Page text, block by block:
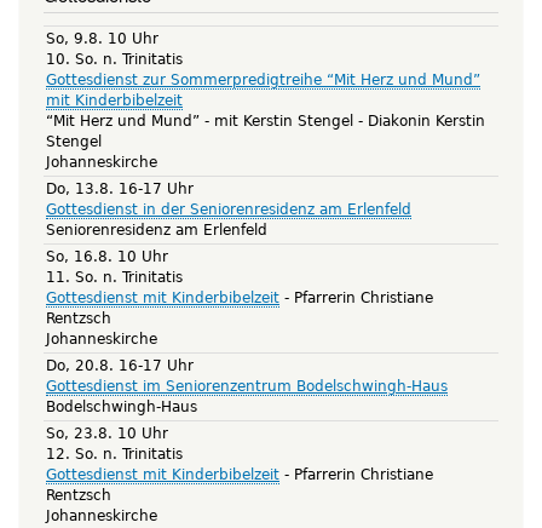
So, 9.8. 10 Uhr
10. So. n. Trinitatis
Gottesdienst zur Sommerpredigtreihe “Mit Herz und Mund”
mit Kinderbibelzeit
“Mit Herz und Mund” - mit Kerstin Stengel
Diakonin Kerstin
Stengel
Johanneskirche
Do, 13.8. 16-17 Uhr
Gottesdienst in der Seniorenresidenz am Erlenfeld
Seniorenresidenz am Erlenfeld
So, 16.8. 10 Uhr
11. So. n. Trinitatis
Gottesdienst mit Kinderbibelzeit
Pfarrerin Christiane
Rentzsch
Johanneskirche
Do, 20.8. 16-17 Uhr
Gottesdienst im Seniorenzentrum Bodelschwingh-Haus
Bodelschwingh-Haus
So, 23.8. 10 Uhr
12. So. n. Trinitatis
Gottesdienst mit Kinderbibelzeit
Pfarrerin Christiane
Rentzsch
Johanneskirche